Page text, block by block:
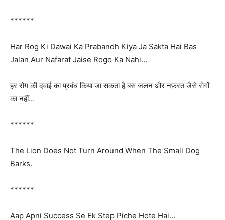
******
Har Rog Ki Dawai Ka Prabandh Kiya Ja Sakta Hai Bas
Jalan Aur Nafarat Jaise Rogo Ka Nahi…
हर रोग की दवाई का प्रबंध किया जा सकता है बस जलन और नफ़रत जैसे रोगों
का नहीं…
******
The Lion Does Not Turn Around When The Small Dog
Barks.
******
Aap Apni Success Se Ek Step Piche Hote Hai…